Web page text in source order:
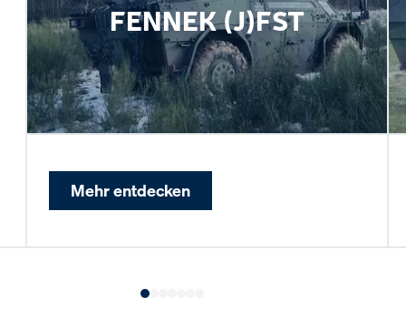
FENNEK (J)FST
Mehr entdecken